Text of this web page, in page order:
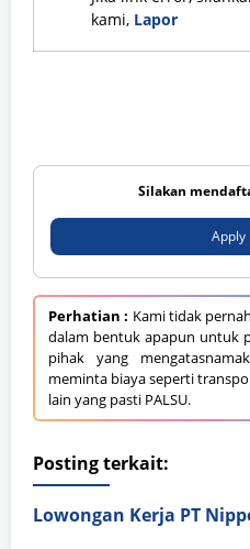
kami, Lapor
Silakan
Apply
Perhatian : Kami tidak
dalam bentuk apapun untuk
pihak yang
meminta biaya seperti
lain yang pasti PALSU.
Posting terkait: